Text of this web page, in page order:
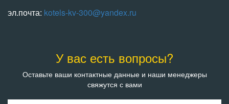
эл.почта: kotels-kv-300@yandex.ru
У вас есть вопросы?
Оставьте ваши контактные данные и наши менеджеры
свяжутся с вами